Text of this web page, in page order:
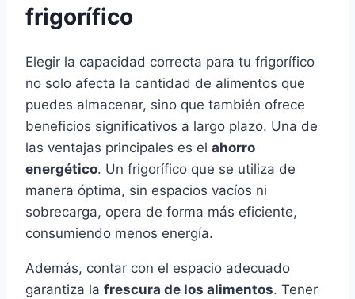
frigorífico
Elegir la capacidad correcta para tu frigorífico
no solo afecta la cantidad de alimentos que
puedes almacenar, sino que también ofrece
beneficios significativos a largo plazo. Una de
las ventajas principales es el ahorro
energético. Un frigorífico que se utiliza de
manera óptima, sin espacios vacíos ni
sobrecarga, opera de forma más eficiente,
consumiendo menos energía.
Además, contar con el espacio adecuado
garantiza la frescura de los alimentos. Tener